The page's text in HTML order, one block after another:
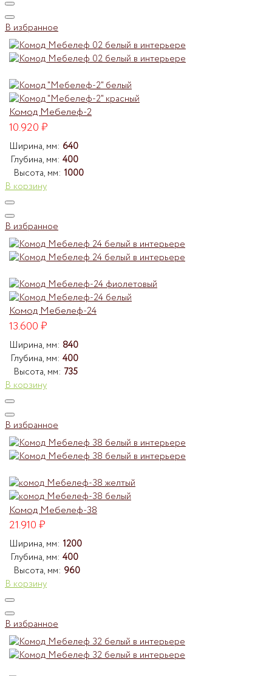
В избранное
Комод Мебелеф-2
10.920₽
Ширина, мм: 640
Глубина, мм: 400
Высота, мм: 1000
В корзину
В избранное
Комод Мебелеф-24
13.600₽
Ширина, мм: 840
Глубина, мм: 400
Высота, мм: 735
В корзину
В избранное
Комод Мебелеф-38
21.910₽
Ширина, мм: 1200
Глубина, мм: 400
Высота, мм: 960
В корзину
В избранное